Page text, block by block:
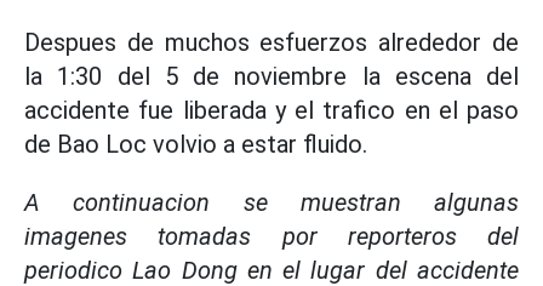
Despues de muchos esfuerzos alrededor de
la 1:30 del 5 de noviembre la escena del
accidente fue liberada y el trafico en el paso
de Bao Loc volvio a estar fluido.
A continuacion se muestran algunas
imagenes tomadas por reporteros del
periodico Lao Dong en el lugar del accidente